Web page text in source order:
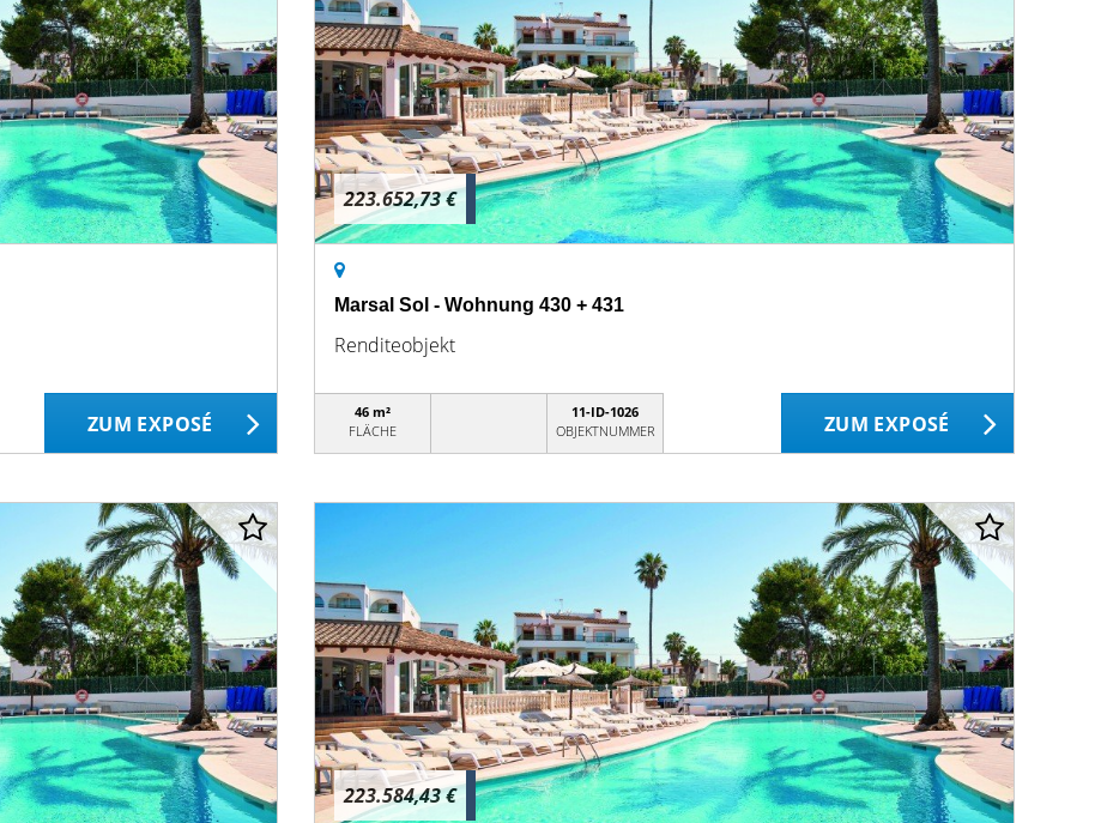
ZUM EXPOSÉ
223.652,73 €
Marsal Sol - Wohnung 430 + 431
Renditeobjekt
46 m²
FLÄCHE
11-ID-1026
OBJEKTNUMMER
ZUM EXPOSÉ
223.584,43 €